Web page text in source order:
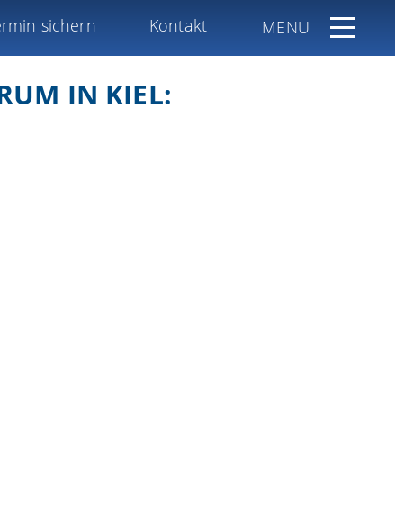
sichern Kontakt MENU
IN KIEL: